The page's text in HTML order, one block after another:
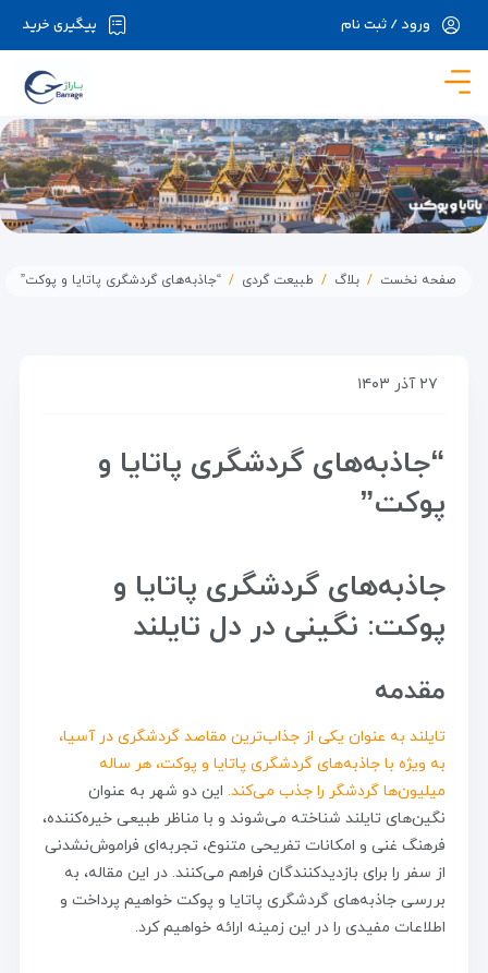
در حال حاضر ارتباط با سرور قطع می باشد لطفا
پیگیری خرید ورود / ثبت نام
صفحه نخست بلاگ طبیعت گردی “جاذبه‌های گردشگری پاتایا و پوکت”
۲۷ آذر ۱۴۰۳
“جاذبه‌های گردشگری پاتایا و
پوکت”
جاذبه‌های گردشگری پاتایا و
پوکت: نگینی در دل تایلند
مقدمه
تایلند به عنوان یکی از جذاب‌ترین مقاصد گردشگری در آسیا،
به ویژه با جاذبه‌های گردشگری پاتایا و پوکت، هر ساله
میلیون‌ها گردشگر را جذب می‌کند. این دو شهر به عنوان
نگین‌های تایلند شناخته می‌شوند و با مناظر طبیعی خیره‌کننده،
فرهنگ غنی و امکانات تفریحی متنوع، تجربه‌ای فراموش‌نشدنی
از سفر را برای بازدیدکنندگان فراهم می‌کنند. در این مقاله، به
بررسی جاذبه‌های گردشگری پاتایا و پوکت خواهیم پرداخت و
اطلاعات مفیدی را در این زمینه ارائه خواهیم کرد.